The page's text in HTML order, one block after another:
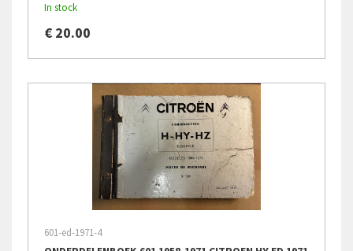
In stock
€ 20.00
601-ed-1971-4